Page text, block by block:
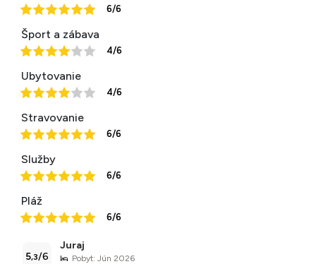
6/6
Šport a zábava
4/6
Ubytovanie
4/6
Stravovanie
6/6
Služby
6/6
Pláž
6/6
5,3/6
Juraj
Pobyt: Jún 2026